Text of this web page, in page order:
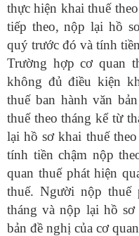
thực hiện khai thuế
tiếp theo, nộp lại hồ
quý trước đó và tính
Trường hợp cơ quan
không đủ điều kiện
thuế ban hành văn
thuế theo tháng kể từ
lại hồ sơ khai thuế
tính tiền chậm nộp
quan thuế phát hiện
thuế. Người nộp thuế
tháng và nộp lại hồ sơ
bản đề nghị của cơ